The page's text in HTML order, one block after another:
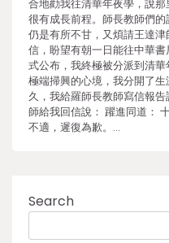
合地勸我往清華年夜學，說
很有成長前程。師長教師們
仍是有所不甘，又煩請王達
信，盼望有朝一日能往中華
式公布，我終極被分派到清
極端掃興的心境，我分開了
久，我給羅師長教師寫信報
師給我回信說： 躍進同道：
不適，遲復為歉。…
Search